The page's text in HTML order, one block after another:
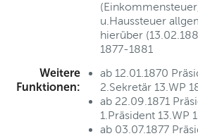
u.Haussteuer
hierüber
1877-1881
Weitere
Funktionen:
ab 12.01.1870
2.Sekretär 13.WP
ab 22.09.1871
1.Präsident 13.WP
ab 03.07.1877